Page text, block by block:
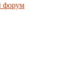
форум